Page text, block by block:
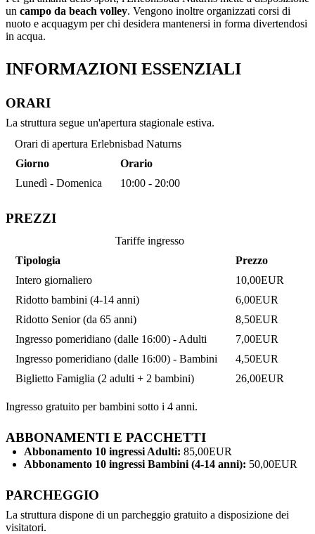
un campo da beach volley. Vengono inoltre organizzati corsi di
nuoto e acquagym per chi desidera mantenersi in forma divertendosi
in acqua.
INFORMAZIONI ESSENZIALI
ORARI
La struttura segue un'apertura stagionale estiva.
Orari di apertura Erlebnisbad Naturns
Giorno
Orario
Lunedì - Domenica
10:00 - 20:00
PREZZI
Tariffe ingresso
Tipologia
Prezzo
Intero giornaliero
10,00EUR
Ridotto bambini (4-14 anni)
6,00EUR
Ridotto Senior (da 65 anni)
8,50EUR
Ingresso pomeridiano (dalle 16:00) - Adulti
7,00EUR
Ingresso pomeridiano (dalle 16:00) - Bambini
4,50EUR
Biglietto Famiglia (2 adulti + 2 bambini)
26,00EUR
Ingresso gratuito per bambini sotto i 4 anni.
ABBONAMENTI E PACCHETTI
Abbonamento 10 ingressi Adulti: 85,00EUR
Abbonamento 10 ingressi Bambini (4-14 anni): 50,00EUR
PARCHEGGIO
La struttura dispone di un parcheggio gratuito a disposizione dei
visitatori.